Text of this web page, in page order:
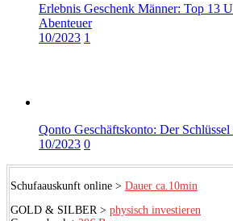
Erlebnis Geschenk Männer: Top 13
Abenteuer
10/2023 1
Qonto Geschäftskonto: Der
10/2023 0
Schufaauskunft online > Dauer ca.10min
GOLD & SILBER > physisch investieren